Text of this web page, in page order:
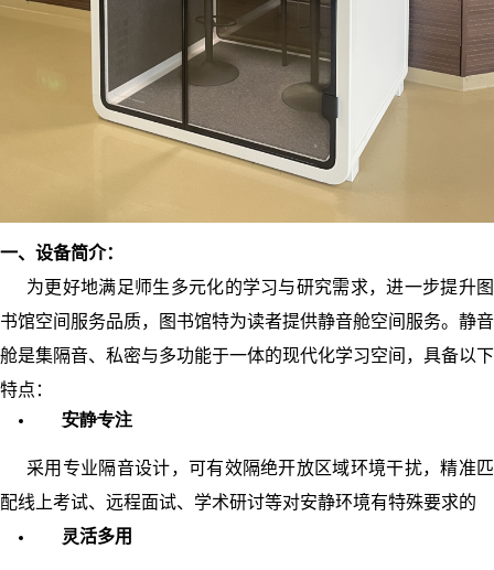
一、设备简介：
为更好地满足师生多元化的学习与研究需求，进一步提升图
书馆空间服务品质，图书馆特为读者提供静音舱空间服务。静音
舱是集隔音、私密与多功能于一体的现代化学习空间，具备以下
特点：
安静专注
采用专业隔音设计，可有效隔绝开放区域环境干扰，精准匹
配线上考试、远程面试、学术研讨等对安静环境有特殊要求的
灵活多用